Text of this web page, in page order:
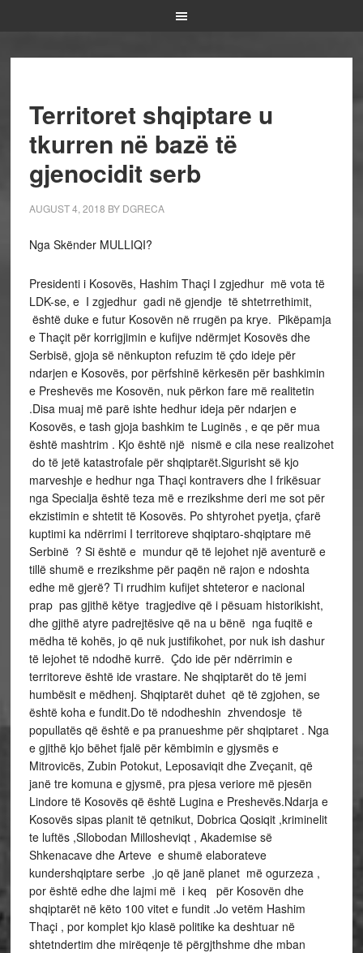
Territoret shqiptare u
tkurren në bazë të
gjenocidit serb
AUGUST 4, 2018 BY DGRECA
Nga Skënder MULLIQI?
Presidenti i Kosovës, Hashim Thaçi I zgjedhur më vota të
LDK-se, e I zgjedhur gadi në gjendje të shtetrrethimit,
është duke e futur Kosovën në rrugën pa krye. Pikëpamja
e Thaçit për korrigjimin e kufijve ndërmjet Kosovës dhe
Serbisë, gjoja së nënkupton refuzim të çdo ideje për
ndarjen e Kosovës, por përfshinë kërkesën për bashkimin
e Preshevës me Kosovën, nuk përkon fare më realitetin
.Disa muaj më parë ishte hedhur ideja për ndarjen e
Kosovës, e tash gjoja bashkim te Luginës , e qe për mua
është mashtrim . Kjo është një nismë e cila nese realizohet
do të jetë katastrofale për shqiptarët.Sigurisht së kjo
marveshje e hedhur nga Thaçi kontravers dhe I frikësuar
nga Specialja është teza më e rrezikshme deri me sot për
ekzistimin e shtetit të Kosovës. Po shtyrohet pyetja, çfarë
kuptimi ka ndërrimi I territoreve shqiptaro-shqiptare më
Serbinë ? Si është e mundur që të lejohet një aventurë e
tillë shumë e rrezikshme për paqën në rajon e ndoshta
edhe më gjerë? Ti rrudhim kufijet shteteror e nacional
prap pas gjithë këtye tragjedive që i pësuam historikisht,
dhe gjithë atyre padrejtësive që na u bënë nga fuqitë e
mëdha të kohës, jo që nuk justifikohet, por nuk ish dashur
të lejohet të ndodhë kurrë. Çdo ide për ndërrimin e
territoreve është ide vrastare. Ne shqiptarët do të jemi
humbësit e mëdhenj. Shqiptarët duhet që të zgjohen, se
është koha e fundit.Do të ndodheshin zhvendosje të
popullatës që është e pa pranueshme për shqiptaret . Nga
e gjithë kjo bëhet fjalë për këmbimin e gjysmës e
Mitrovicës, Zubin Potokut, Leposaviqit dhe Zveçanit, që
janë tre komuna e gjysmë, pra pjesa veriore më pjesën
Lindore të Kosovës që është Lugina e Preshevës.Ndarja e
Kosovës sipas planit të qetnikut, Dobrica Qosiqit ,kriminelit
te luftës ,Sllobodan Millosheviqt , Akademise së
Shkenacave dhe Arteve e shumë elaborateve
kundershqiptare serbe ,jo që janë planet më ogurzeza ,
por është edhe dhe lajmi më i keq për Kosovën dhe
shqiptarët në këto 100 vitet e fundit .Jo vetëm Hashim
Thaçi , por komplet kjo klasë politike ka deshtuar në
shtetndertim dhe mirëqenje të përgjthshme dhe mban